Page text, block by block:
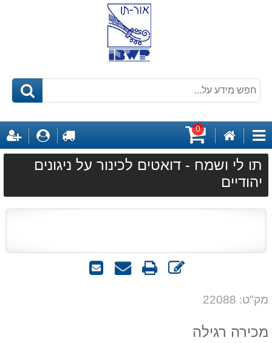
קטגוריותהבית
עגלת
0 לקופה
תו לי ושמח - דואטים לכינור על ניגונים
יהודיים
שלח
שאל
הדפס
כתוב
מק"ט: 22088
מכירה רגילה